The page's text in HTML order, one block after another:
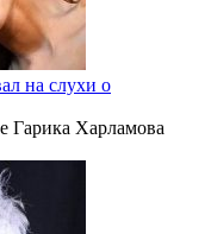
на слухи о
Гарика Харламова